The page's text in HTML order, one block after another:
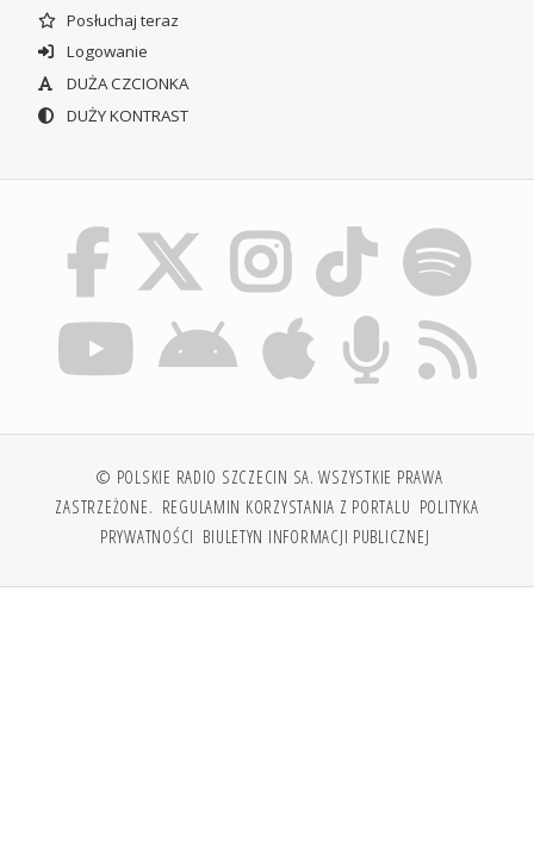
Posłuchaj teraz
Logowanie
DUŻA CZCIONKA
DUŻY KONTRAST
© POLSKIE RADIO SZCZECIN SA. WSZYSTKIE PRAWA
ZASTRZEŻONE. REGULAMIN KORZYSTANIA Z PORTALU POLITYKA
PRYWATNOŚCI BIULETYN INFORMACJI PUBLICZNEJ